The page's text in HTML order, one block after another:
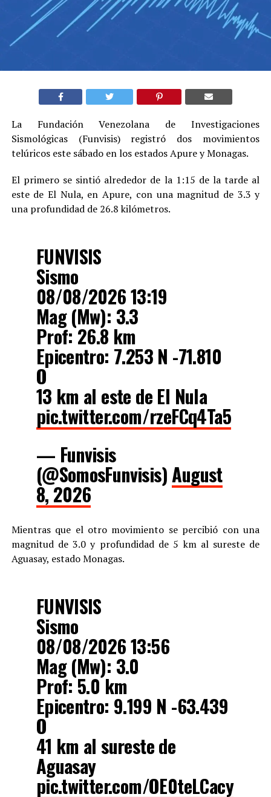
La Fundación Venezolana de Investigaciones
Sismológicas (Funvisis) registró dos movimientos
telúricos este sábado en los estados Apure y Monagas.
El primero se sintió alrededor de la 1:15 de la tarde al
este de El Nula, en Apure, con una magnitud de 3.3 y
una profundidad de 26.8 kilómetros.
FUNVISIS
Sismo
08/08/2026 13:19
Mag (Mw): 3.3
Prof: 26.8 km
Epicentro: 7.253 N -71.810
O
13 km al este de El Nula
pic.twitter.com/rzeFCq4Ta5
— Funvisis
(@SomosFunvisis) August
8, 2026
magnitud de 3.0 y profundidad de 5 km al sureste de
Aguasay, estado Monagas.
FUNVISIS
Sismo
08/08/2026 13:56
Mag (Mw): 3.0
Prof: 5.0 km
Epicentro: 9.199 N -63.439
O
41 km al sureste de
Aguasay
pic.twitter.com/OE0teLCacy